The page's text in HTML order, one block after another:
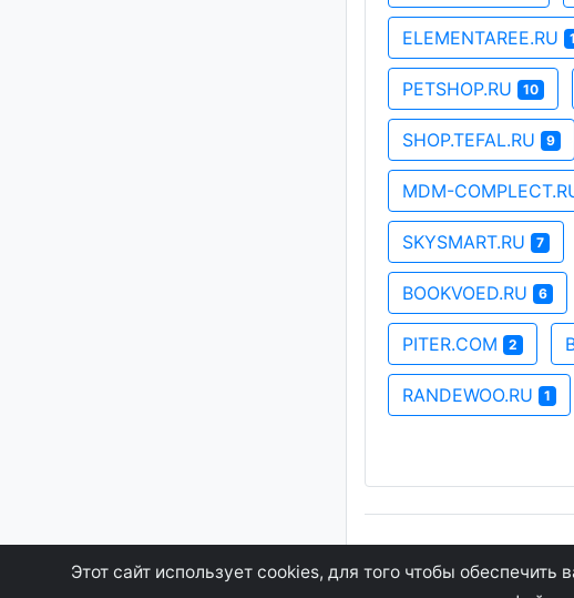
ELEMENTAREE.RU
PETSHOP.RU 10
SHOP.TEFAL.RU 9
MDM-
SKYSMART.RU 7
BOOKVOED.RU 6
PITER.COM 2
RANDEWOO.RU 1
Этот сайт использует cookies, для того чтобы